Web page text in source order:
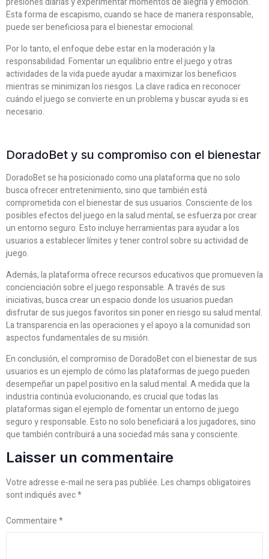
Esta forma de escapismo, cuando se hace de manera responsable,
puede ser beneficiosa para el bienestar emocional.
Por lo tanto, el enfoque debe estar en la moderación y la
responsabilidad. Fomentar un equilibrio entre el juego y otras
actividades de la vida puede ayudar a maximizar los beneficios
mientras se minimizan los riesgos. La clave radica en reconocer
cuándo el juego se convierte en un problema y buscar ayuda si es
necesario.
DoradoBet y su compromiso con el bienestar
DoradoBet se ha posicionado como una plataforma que no solo
busca ofrecer entretenimiento, sino que también está
comprometida con el bienestar de sus usuarios. Consciente de los
posibles efectos del juego en la salud mental, se esfuerza por crear
un entorno seguro. Esto incluye herramientas para ayudar a los
usuarios a establecer límites y tener control sobre su actividad de
juego.
Además, la plataforma ofrece recursos educativos que promueven la
concienciación sobre el juego responsable. A través de sus
iniciativas, busca crear un espacio donde los usuarios puedan
disfrutar de sus juegos favoritos sin poner en riesgo su salud mental.
La transparencia en las operaciones y el apoyo a la comunidad son
aspectos fundamentales de su misión.
En conclusión, el compromiso de DoradoBet con el bienestar de sus
usuarios es un ejemplo de cómo las plataformas de juego pueden
desempeñar un papel positivo en la salud mental. A medida que la
industria continúa evolucionando, es crucial que todas las
plataformas sigan el ejemplo de fomentar un entorno de juego
seguro y responsable. Esto no solo beneficiará a los jugadores, sino
que también contribuirá a una sociedad más sana y consciente.
Laisser un commentaire
Votre adresse e-mail ne sera pas publiée.Les champs obligatoires
sont indiqués avec*
Commentaire*